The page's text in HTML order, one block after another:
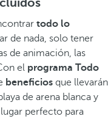
todo lo
de nada, solo tener
de animación, las
el programa Todo
beneficios que llevarán
de arena blanca y
perfecto para